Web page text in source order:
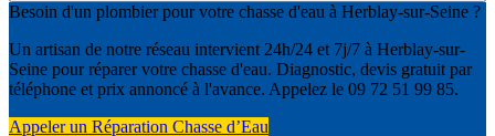
Besoin d'un plombier pour votre chasse d'eau à Herblay-sur-Seine ?
Un artisan de notre réseau intervient 24h/24 et 7j/7 à Herblay-sur-
Seine pour réparer votre chasse d'eau. Diagnostic, devis gratuit par
téléphone et prix annoncé à l'avance. Appelez le 09 72 51 99 85.
Appeler un Réparation Chasse d’Eau